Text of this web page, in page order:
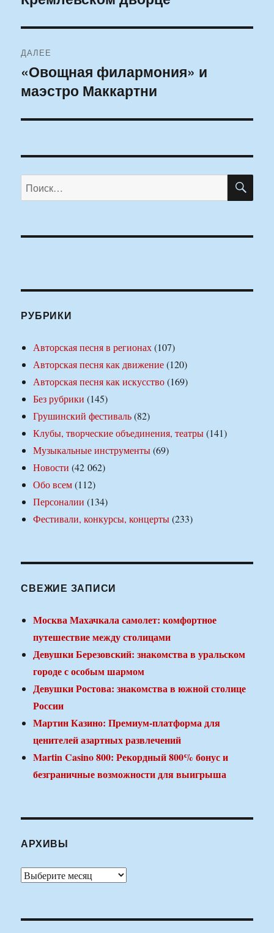
ДАЛЕЕ
Следующая
запись:
«Овощная филармония» и
маэстро Маккартни
Искать:
РУБРИКИ
Авторская песня в регионах(107)
Авторская песня как движение(120)
Авторская песня как искусство(169)
Без рубрики (145)
Грушинский фестиваль(82)
Клубы, творческие объединения, театры(141)
Музыкальные инструменты(69)
Новости (42 062)
Обо всем(112)
Персоналии (134)
Фестивали, конкурсы, концерты(233)
СВЕЖИЕ ЗАПИСИ
Москва Махачкала самолет: комфортное
путешествие между столицами
Девушки Березовский: знакомства в уральском
городе с особым шармом
Девушки Ростова: знакомства в южной столице
России
Мартин Казино: Премиум-платформа для
ценителей азартных развлечений
Martin Casino 800: Рекордный 800% бонус и
безграничные возможности для выигрыша
АРХИВЫ
Архивы